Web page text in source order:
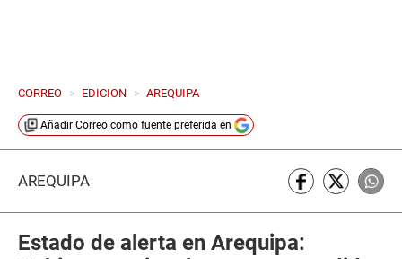
CORREO > EDICION > AREQUIPA
Añadir Correo como fuente preferida en
AREQUIPA
Estado de alerta en Arequipa: